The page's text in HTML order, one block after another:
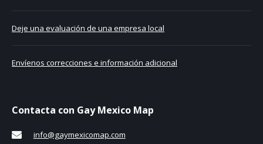
Deje una evaluación de una empresa local
Envíenos correcciones e información adicional
Contacta con Gay Mexico Map
info@gaymexicomap.com